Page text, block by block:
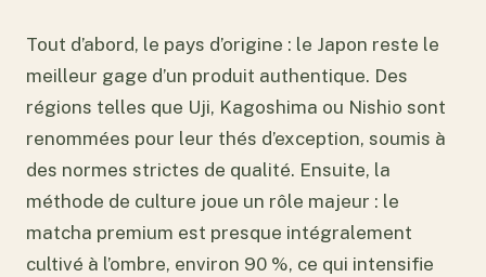
Tout d’abord, le pays d’origine : le Japon reste le
meilleur gage d’un produit authentique. Des
régions telles que Uji, Kagoshima ou Nishio sont
renommées pour leur thés d’exception, soumis à
des normes strictes de qualité. Ensuite, la
méthode de culture joue un rôle majeur : le
matcha premium est presque intégralement
cultivé à l’ombre, environ 90 %, ce qui intensifie